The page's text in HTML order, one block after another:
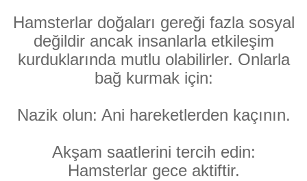
Hamsterlar doğaları gereği fazla sosyal
değildir ancak insanlarla etkileşim
kurduklarında mutlu olabilirler. Onlarla
bağ kurmak için:
Nazik olun: Ani hareketlerden kaçının.
Akşam saatlerini tercih edin:
Hamsterlar gece aktiftir.